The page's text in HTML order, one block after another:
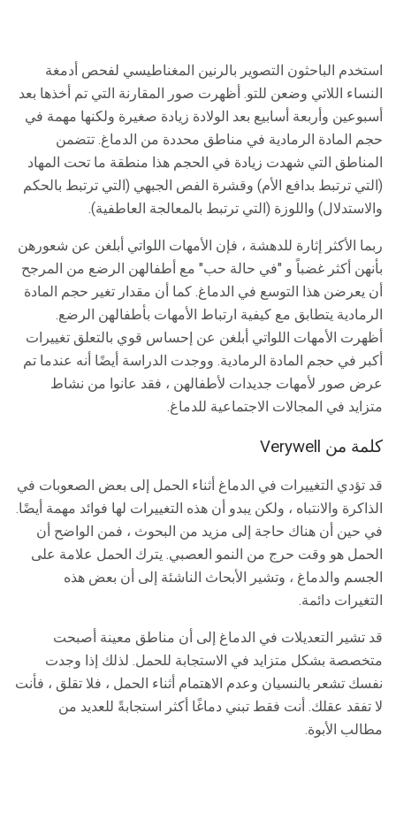
استخدم الباحثون التصوير بالرنين المغناطيسي لفحص أدمغة
النساء اللاتي وضعن للتو. أظهرت صور المقارنة التي تم أخذها بعد
أسبوعين وأربعة أسابيع بعد الولادة زيادة صغيرة ولكنها مهمة في
حجم المادة الرمادية في مناطق محددة من الدماغ. تتضمن
المناطق التي شهدت زيادة في الحجم هذا منطقة ما تحت المهاد
(التي ترتبط بدافع الأم) وقشرة الفص الجبهي (التي ترتبط بالحكم
والاستدلال) واللوزة (التي ترتبط بالمعالجة العاطفية).
ربما الأكثر إثارة للدهشة ، فإن الأمهات اللواتي أبلغن عن شعورهن
بأنهن أكثر غضباً و "في حالة حب" مع أطفالهن الرضع من المرجح
أن يعرضن هذا التوسع في الدماغ. كما أن مقدار تغير حجم المادة
الرمادية يتطابق مع كيفية ارتباط الأمهات بأطفالهن الرضع.
أظهرت الأمهات اللواتي أبلغن عن إحساس قوي بالتعلق تغييرات
أكبر في حجم المادة الرمادية. ووجدت الدراسة أيضًا أنه عندما تم
عرض صور لأمهات جديدات لأطفالهن ، فقد عانوا من نشاط
متزايد في المجالات الاجتماعية للدماغ.
كلمة من Verywell
قد تؤدي التغييرات في الدماغ أثناء الحمل إلى بعض الصعوبات في
الذاكرة والانتباه ، ولكن يبدو أن هذه التغييرات لها فوائد مهمة أيضًا.
في حين أن هناك حاجة إلى مزيد من البحوث ، فمن الواضح أن
الحمل هو وقت حرج من النمو العصبي. يترك الحمل علامة على
الجسم والدماغ ، وتشير الأبحاث الناشئة إلى أن بعض هذه
التغيرات دائمة.
قد تشير التعديلات في الدماغ إلى أن مناطق معينة أصبحت
متخصصة بشكل متزايد في الاستجابة للحمل. لذلك إذا وجدت
نفسك تشعر بالنسيان وعدم الاهتمام أثناء الحمل ، فلا تقلق ، فأنت
لا تفقد عقلك. أنت فقط تبني دماغًا أكثر استجابةً للعديد من
مطالب الأبوة.